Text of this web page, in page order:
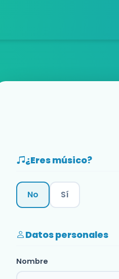
¿Eres músico?
No Sí
Datos personales
Nombre